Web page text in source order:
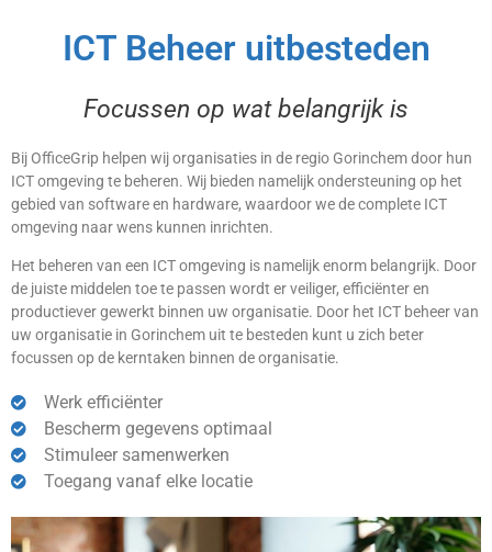
ICT Beheer uitbesteden
Focussen op wat belangrijk is
Bij OfficeGrip helpen wij organisaties in de regio Gorinchem door hun
ICT omgeving te beheren. Wij bieden namelijk ondersteuning op het
gebied van software en hardware, waardoor we de complete ICT
omgeving naar wens kunnen inrichten.
Het beheren van een ICT omgeving is namelijk enorm belangrijk. Door
de juiste middelen toe te passen wordt er veiliger, efficiënter en
productiever gewerkt binnen uw organisatie. Door het ICT beheer van
uw organisatie in Gorinchem uit te besteden kunt u zich beter
focussen op de kerntaken binnen de organisatie.
Werk efficiënter
Bescherm gegevens optimaal
Stimuleer samenwerken
Toegang vanaf elke locatie